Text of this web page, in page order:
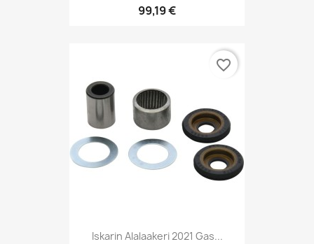
99,19 €
Iskarin Alalaakeri 2021 Gas...
favorite_border